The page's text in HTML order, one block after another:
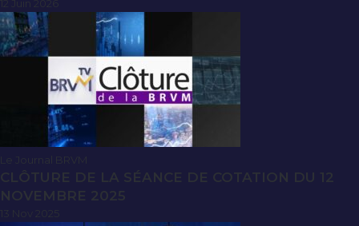
Le Journal BRVM
CLÔTURE DE LA SÉANCE DE COTATION DU 12
NOVEMBRE 2025